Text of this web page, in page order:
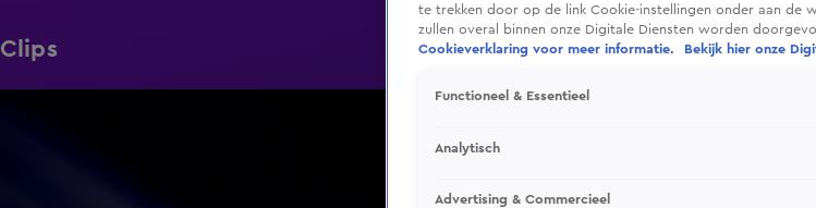
Clips
te trekken door op de link Cookie-instellingen onder aan de
zullen overal binnen onze Digitale Diensten worden
Cookieverklaring voor meer informatie.
Bekijk hier onze
Functioneel & Essentieel
Analytisch
Advertising & Commercieel